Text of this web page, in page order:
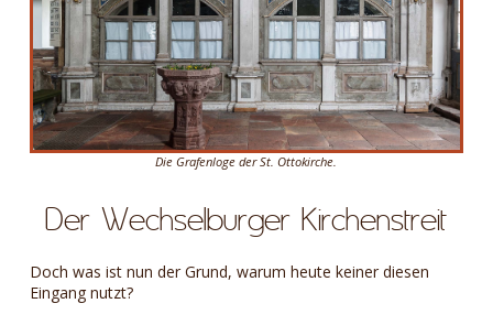
Die Grafenloge der St. Ottokirche.
Der Wechselburger Kirchenstreit
Doch was ist nun der Grund, warum heute keiner diesen
Eingang nutzt?